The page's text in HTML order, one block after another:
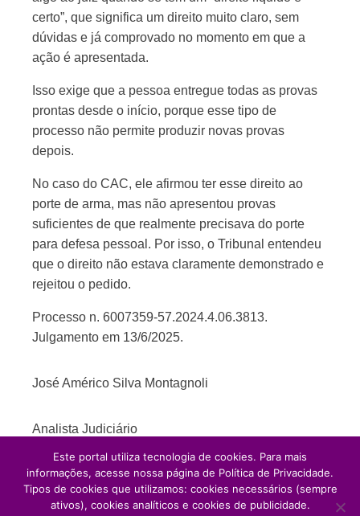
certo”, que significa um direito muito claro, sem
dúvidas e já comprovado no momento em que a
ação é apresentada.
Isso exige que a pessoa entregue todas as provas
prontas desde o início, porque esse tipo de
processo não permite produzir novas provas
depois.
No caso do CAC, ele afirmou ter esse direito ao
porte de arma, mas não apresentou provas
suficientes de que realmente precisava do porte
para defesa pessoal. Por isso, o Tribunal entendeu
que o direito não estava claramente demonstrado e
rejeitou o pedido.
Processo n. 6007359-57.2024.4.06.3813.
Julgamento em 13/6/2025.
José Américo Silva Montagnoli
Analista Judiciário
Este portal utiliza tecnologia de cookies. Para mais
informações, acesse nossa página de Política de Privacidade.
Tipos de cookies que utilizamos: cookies necessários (sempre
ativos), cookies analíticos e cookies de publicidade.